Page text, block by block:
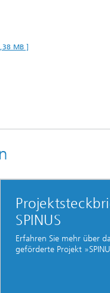
MB ]
SPINUS
Erfahren Sie mehr über
geförderte Projekt